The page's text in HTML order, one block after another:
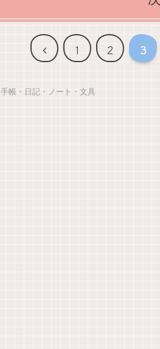
前
1 2 3
手帳・日記・ノート・文具